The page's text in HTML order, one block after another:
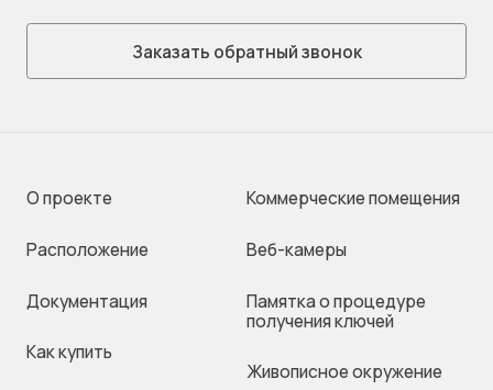
Заказать обратный звонок
О проекте
Раcположение
Документация
Как купить
Коммерческие помещения
Веб-камеры
Памятка о процедуре
получения ключей
Живописное окружение